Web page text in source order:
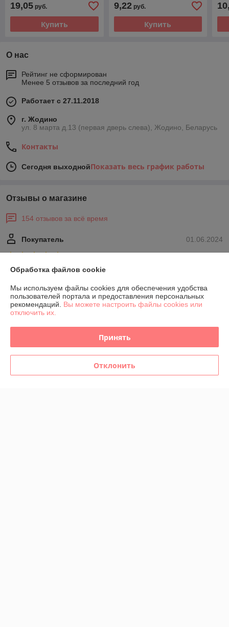
19,05 руб.
Купить
9,22руб.
Купить
О нас
Рейтинг не сформирован
Менее 5 отзывов за последний год
Работает с 27.11.2018
г. Жодино
ул. 8 марта д.13 (первая дверь слева), Жодино, Беларусь
Контакты
Сегодня выходнойПоказать весь график работы
Отзывы о магазине
154 отзывов за всё время
01.06.2024
Покупатель
Отлично
Сделка подтверждена через корзину
18.04.2024
Алина
Показать все отзывы
О нас
Обработка файлов cookie
Мы используем файлы cookies для обеспечения удобства
пользователей портала и предоставления персональных
рекомендаций. Вы можете настроить файлы cookies или
отключить их.
Принять
Отклонить